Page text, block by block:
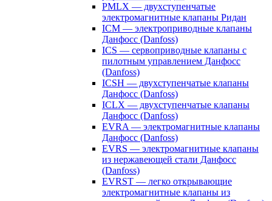
PMLX — двухступенчатые
электромагнитные клапаны Ридан
ICM — электроприводные клапаны
Данфосс (Danfoss)
ICS — сервоприводные клапаны с
пилотным управлением Данфосс
(Danfoss)
ICSH — двухступенчатые клапаны
Данфосс (Danfoss)
ICLX — двухступенчатые клапаны
Данфосс (Danfoss)
EVRA — электромагнитные клапаны
Данфосс (Danfoss)
EVRS — электромагнитные клапаны
из нержавеющей стали Данфосс
(Danfoss)
EVRST — легко открывающие
электромагнитные клапаны из